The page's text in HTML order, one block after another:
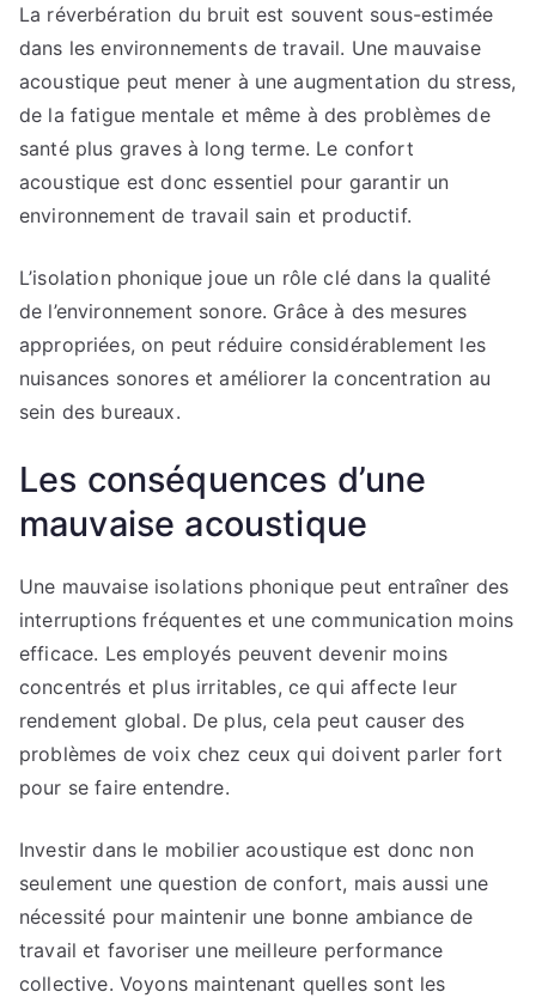
La réverbération du bruit est souvent sous-estimée
dans les environnements de travail. Une mauvaise
acoustique peut mener à une augmentation du stress,
de la fatigue mentale et même à des problèmes de
santé plus graves à long terme. Le confort
acoustique est donc essentiel pour garantir un
environnement de travail sain et productif.
L’isolation phonique joue un rôle clé dans la qualité
de l’environnement sonore. Grâce à des mesures
appropriées, on peut réduire considérablement les
nuisances sonores et améliorer la concentration au
sein des bureaux.
Les conséquences d’une
mauvaise acoustique
Une mauvaise isolations phonique peut entraîner des
interruptions fréquentes et une communication moins
efficace. Les employés peuvent devenir moins
concentrés et plus irritables, ce qui affecte leur
rendement global. De plus, cela peut causer des
problèmes de voix chez ceux qui doivent parler fort
pour se faire entendre.
Investir dans le mobilier acoustique est donc non
seulement une question de confort, mais aussi une
nécessité pour maintenir une bonne ambiance de
travail et favoriser une meilleure performance
collective. Voyons maintenant quelles sont les